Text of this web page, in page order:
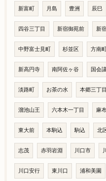
新富町 月島 豊洲 辰巳
四谷三丁目 新宿御苑前 新
中野富士見町 杉並区 方南町
新高円寺 南阿佐ヶ谷 国会
淡路町 お茶の水 本郷三丁目
溜池山王 六本木一丁目 麻
東大前 本駒込 駒込 北
志茂 赤羽岩淵 川口市
川口安行 東川口 浦和美園